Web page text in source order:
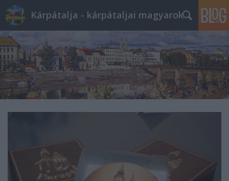
Kárpátalja - kárpátaljai magyarok